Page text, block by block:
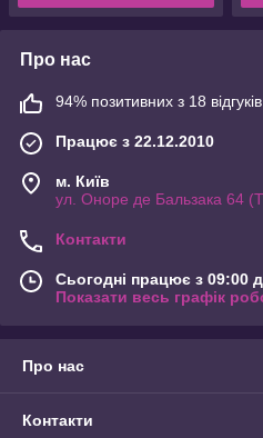
Про нас
94% позитивних з 18 відгуків
Працює з 22.12.2010
м. Київ
ул. Оноре де Бальзака 64
Контакти
Сьогодні працює з 09:00
Показати весь графік
Про нас
Контакти